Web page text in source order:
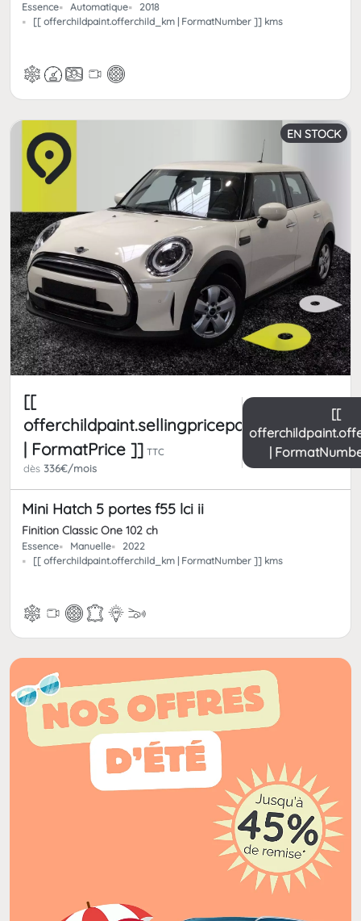
Essence Automatique
2018
[[ offerchildpaint.offerchild_km | FormatNumber ]] kms
EN STOCK
[[
offerchildpaint.sellingpricepart_ttc
| FormatPrice ]] TTC
dès 336€/mois
[[
|
Mini Hatch 5 portes f55 lci ii
Finition Classic One 102 ch
Essence Manuelle
2022
[[ offerchildpaint.offerchild_km | FormatNumber ]] kms